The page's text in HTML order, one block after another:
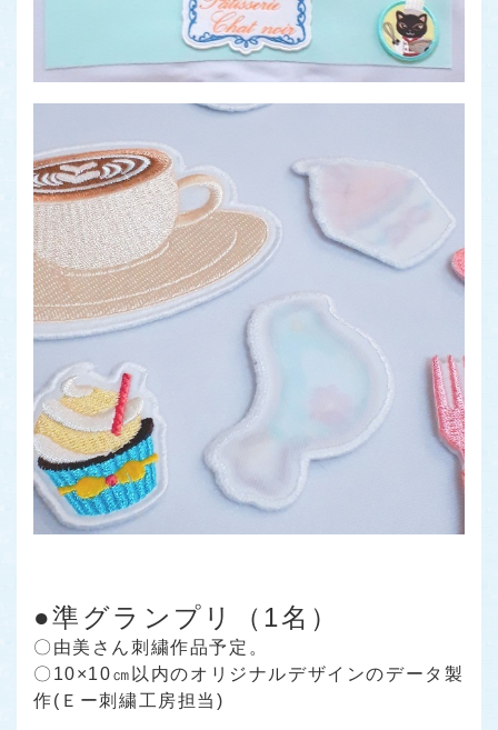
●準グランプリ（1名）
〇由美さん刺繍作品予定。
〇10×10㎝以内のオリジナルデザインのデータ製
作(Ｅー刺繍工房担当)